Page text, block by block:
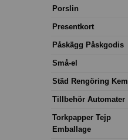
Porslin
Presentkort
Påskägg Påskgodis
Små-el
Städ Rengöring Kem
Tillbehör Automater
Torkpapper Tejp
Emballage